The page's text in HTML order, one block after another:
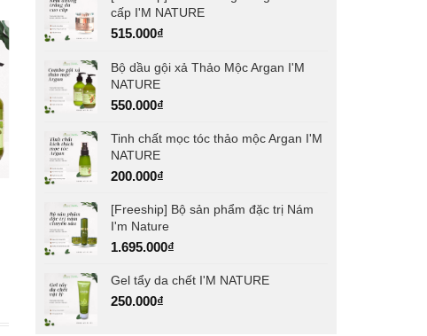
cấp I'M NATURE
515.000₫
Bộ dầu gội xả Thảo Mộc Argan I'M
NATURE
550.000₫
Tinh chất mọc tóc thảo mộc Argan I'M
NATURE
200.000₫
[Freeship] Bộ sản phẩm đặc trị Nám
I'm Nature
1.695.000₫
Gel tẩy da chết I'M NATURE
250.000₫